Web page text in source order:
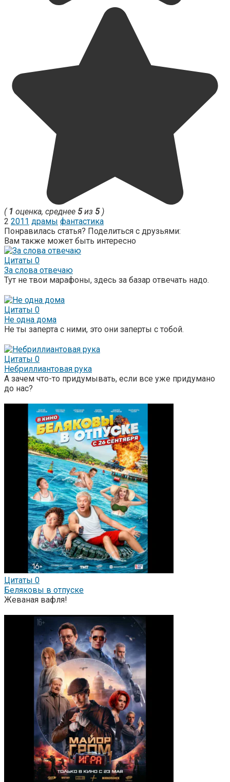
( 1 оценка, среднее 5из 5)
2 2011 драмы фантастика
Понравилась статья? Поделиться с друзьями:
Вам также может быть интересно
Цитаты 0
За слова отвечаю
Тут не твои марафоны, здесь за базар отвечать надо.
Цитаты 0
Не одна дома
Не ты заперта с ними, это они заперты с тобой.
Цитаты 0
Небриллиантовая рука
А зачем что-то придумывать, если все уже придумано
до нас?
Цитаты 0
Беляковы в отпуске
Жеваная вафля!